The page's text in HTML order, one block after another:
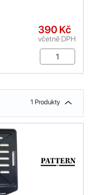
390 Kč
včetně DPH
1 Produkty